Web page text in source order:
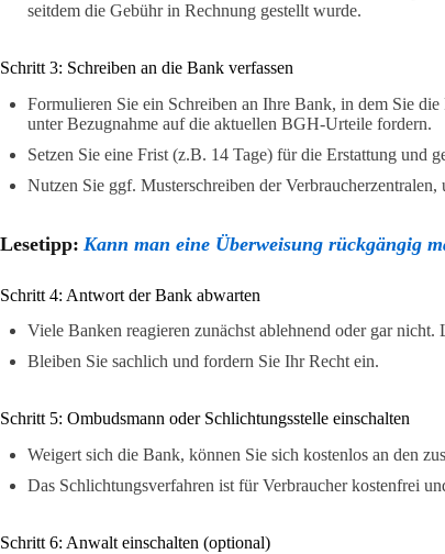
seitdem die Gebühr in Rechnung gestellt wurde.
Schritt 3: Schreiben an die Bank verfassen
Formulieren Sie ein Schreiben an Ihre Bank, in dem Sie
unter Bezugnahme auf die aktuellen BGH-Urteile fordern.
Setzen Sie eine Frist (z.B. 14 Tage) für die Erstattung und
Nutzen Sie ggf. Musterschreiben der
Lesetipp: Kann man eine Überweisung rückgängig
Schritt 4: Antwort der Bank abwarten
Viele Banken reagieren zunächst ablehnend oder gar nicht.
Bleiben Sie sachlich und fordern Sie Ihr Recht ein.
Schritt 5: Ombudsmann oder Schlichtungsstelle einschalten
Weigert sich die Bank, können Sie sich kostenlos an den
Das Schlichtungsverfahren ist für Verbraucher kostenfrei
Schritt 6: Anwalt einschalten (optional)